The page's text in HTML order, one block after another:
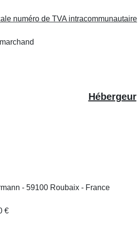
numéro de TVA intracommunautaire
Hébergeur
- 59100 Roubaix - France
€